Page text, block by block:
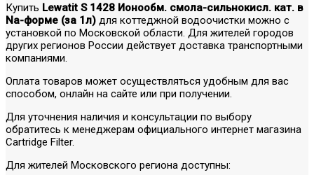
Купить Lewatit S 1428 Ионообм. смола-сильнокисл. кат. в
Na-форме (за 1л) для коттеджной водоочистки можно с
установкой по Московской области. Для жителей городов
других регионов России действует доставка транспортными
компаниями.
Оплата товаров может осуществляться удобным для вас
способом, онлайн на сайте или при получении.
Для уточнения наличия и консультации по выбору
обратитесь к менеджерам официального интернет магазина
Cartridge Filter.
Для жителей Московского региона доступны: